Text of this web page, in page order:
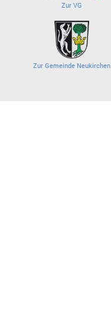
Zur VG
Zur Gemeinde Neukirchen